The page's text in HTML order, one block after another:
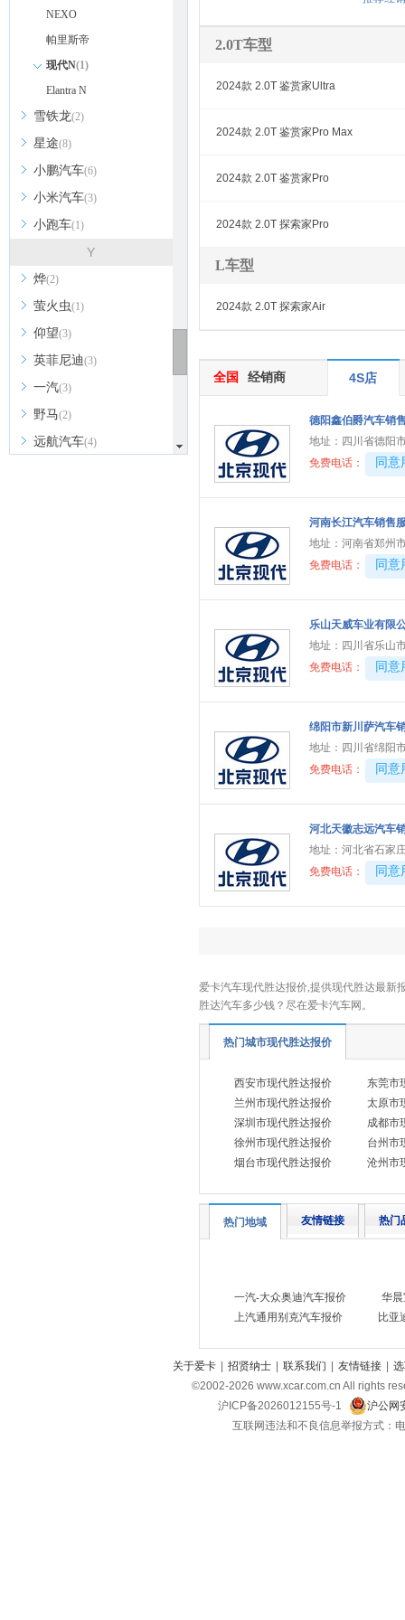
NEXO
帕里斯帝
现代N(1)
Elantra N
雪铁龙(2)
星途(8)
小鹏汽车(6)
小米汽车(3)
小跑车(1)
Y
烨(2)
萤火虫(1)
仰望(3)
英菲尼迪(3)
一汽(3)
野马(2)
远航汽车(4)
2.0T车型
2024款 2.0T 鉴赏家Ultra
2024款 2.0T 鉴赏家Pro Max
2024款 2.0T 鉴赏家Pro
2024款 2.0T 探索家Pro
L车型
2024款 2.0T 探索家Air
全国 经销商 4S店
德阳鑫伯爵汽车销
地址： 四川省德阳
免费电话：
同
河南长江汽车销售
地址： 河南省郑州
免费电话：
同
乐山天威车业有限
地址： 四川省乐山
免费电话：
同
绵阳市新川萨汽车
地址： 四川省绵阳
免费电话：
同
河北天徽志远汽车
地址： 河北省石家
免费电话：
同
爱卡汽车现代胜达报价,提供现代胜达最新
胜达汽车多少钱？尽在爱卡汽车网。
热门城市现代胜达报价
西安市现代胜达报价
东莞市
兰州市现代胜达报价
太原市
深圳市现代胜达报价
成都市
徐州市现代胜达报价
台州市
烟台市现代胜达报价
沧州市
热门地域 友情链接 热门
一汽-大众奥迪汽车报价
华
上汽通用别克汽车报价
比亚
关于爱卡 招贤纳士 联系我们 友情链接
©2002-2026 www.xcar.com.cn All rights
沪ICP备2026012155号-1
沪公网
互联网违法和不良信息举报方式：